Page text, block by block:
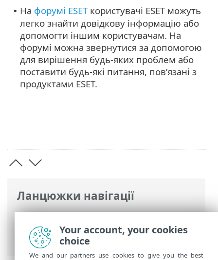
Ланцюжки навігації
Інтерактивна довідка ESET>ESET
PROTECT On-Prem>ESET PROTECT
віртуальний пристрій
> Про довідку
• На форумі ESETкористувачі ESET можуть
легко знайти довідкову інформацію або
допомогти іншим користувачам. На
форумі можна звернутися за допомогою
для вирішення будь-яких проблем або
поставити будь-які питання, пов’язані з
продуктами ESET.
Your account, your cookies
choice
We and our partners use cookies to give you the best